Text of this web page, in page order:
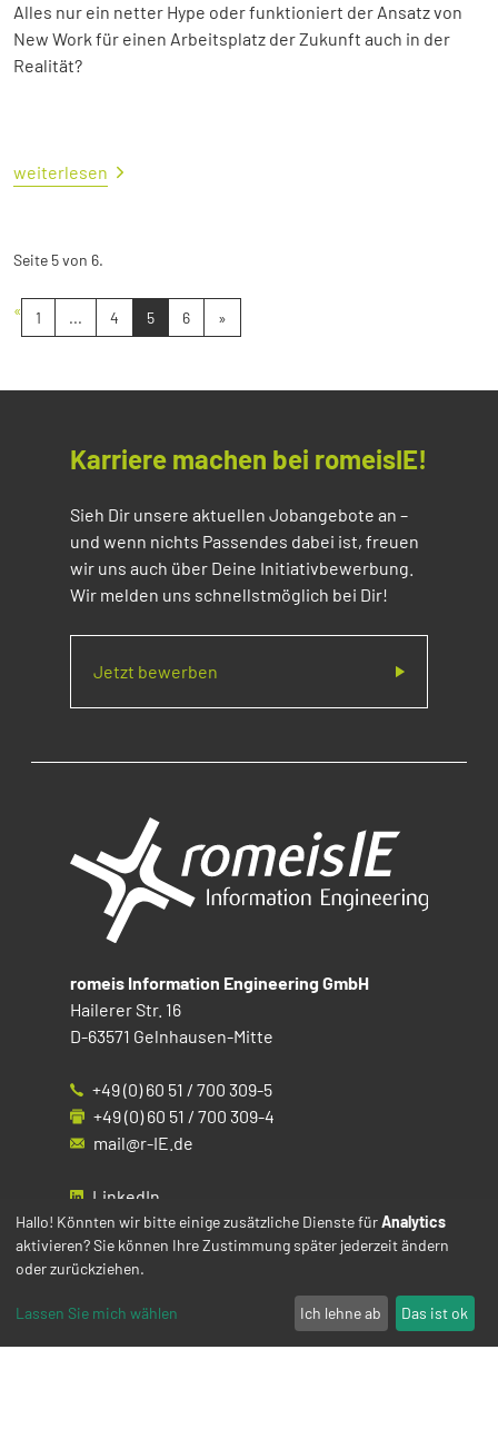
Alles nur ein netter Hype oder funktioniert der Ansatz von
New Work für einen Arbeitsplatz der Zukunft auch in der
Realität?
weiterlesen
Seite 5 von 6.
« 1 ... 4 5 6 »
Karriere machen bei romeisIE!
Sieh Dir unsere aktuellen Jobangebote an –
und wenn nichts Passendes dabei ist, freuen
wir uns auch über Deine Initiativbewerbung.
Wir melden uns schnellstmöglich bei Dir!
Jetzt bewerben
romeis Information Engineering GmbH
Hailerer Str. 16
D-63571 Gelnhausen-Mitte
+49 (0) 60 51 / 700 309-5
+49 (0) 60 51 / 700 309-4
mail@r-IE.de
LinkedIn
Instagram
Facebook
YouTube
Hallo! Könnten wir bitte einige zusätzliche Dienste fürAnalytics
aktivieren? Sie können Ihre Zustimmung später jederzeit ändern
oder zurückziehen.
Lassen Sie mich wählen Ich lehne ab Das ist ok